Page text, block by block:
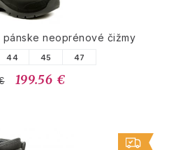
pánske neoprénové čižmy
44 45 47
199.56 €